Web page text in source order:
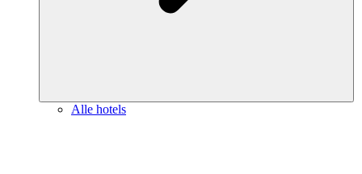
Alle hotels